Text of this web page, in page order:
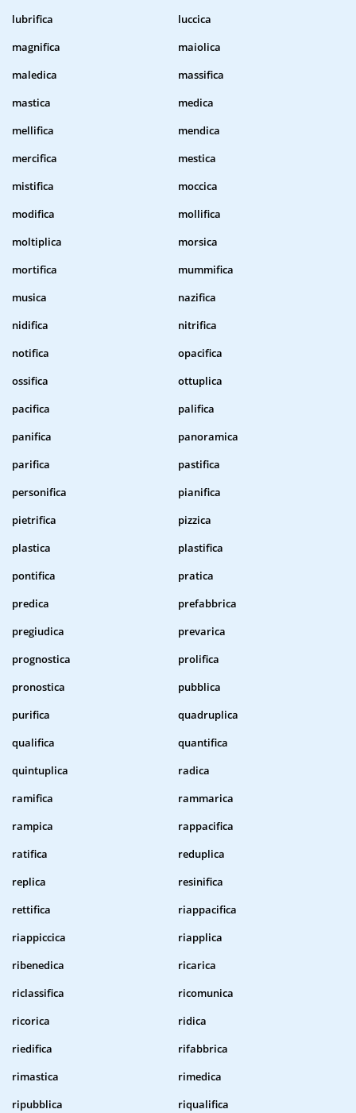
lubrifica
luccica
magnifica
maiolica
maledica
massifica
mastica
medica
mellifica
mendica
mercifica
mestica
mistifica
moccica
modifica
mollifica
moltiplica
morsica
mortifica
mummifica
musica
nazifica
nidifica
nitrifica
notifica
opacifica
ossifica
ottuplica
pacifica
palifica
panifica
panoramica
parifica
pastifica
personifica
pianifica
pietrifica
pizzica
plastica
plastifica
pontifica
pratica
predica
prefabbrica
pregiudica
prevarica
prognostica
prolifica
pronostica
pubblica
purifica
quadruplica
qualifica
quantifica
quintuplica
radica
ramifica
rammarica
rampica
rappacifica
ratifica
reduplica
replica
resinifica
rettifica
riappacifica
riappiccica
riapplica
ribenedica
ricarica
riclassifica
ricomunica
ricorica
ridica
riedifica
rifabbrica
rimastica
rimedica
ripubblica
riqualifica